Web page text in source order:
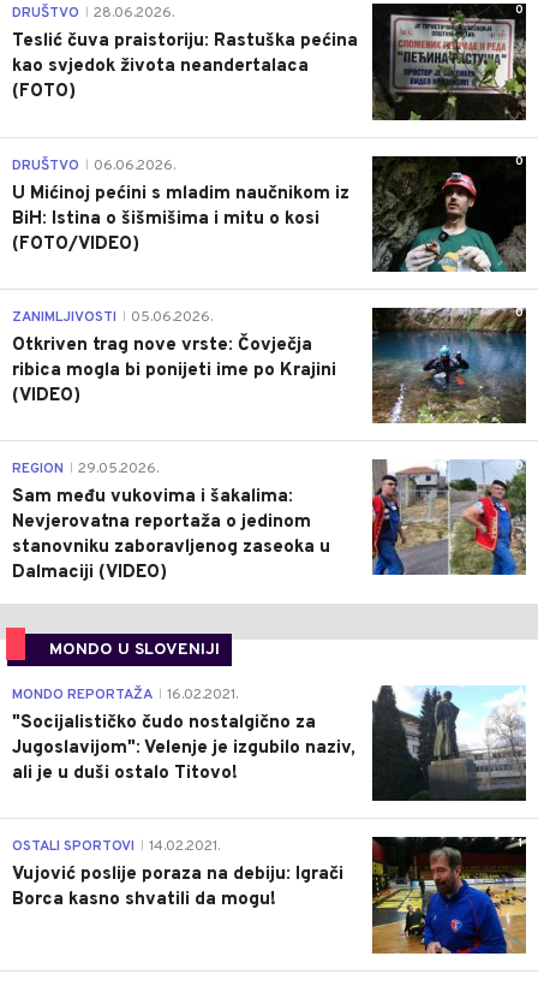
0
DRUŠTVO 28.06.2026.
Teslić čuva praistoriju: Rastuška pećina
kao svjedok života neandertalaca
(FOTO)
0
DRUŠTVO 06.06.2026.
U Mićinoj pećini s mladim naučnikom iz
BiH: Istina o šišmišima i mitu o kosi
(FOTO/VIDEO)
0
ZANIMLJIVOSTI 05.06.2026.
Otkriven trag nove vrste: Čovječja
ribica mogla bi ponijeti ime po Krajini
(VIDEO)
0
REGION 29.05.2026.
Sam među vukovima i šakalima:
Nevjerovatna reportaža o jedinom
stanovniku zaboravljenog zaseoka u
Dalmaciji (VIDEO)
MONDO U SLOVENIJI
4
MONDO REPORTAŽA 16.02.2021.
"Socijalističko čudo nostalgično za
Jugoslavijom": Velenje je izgubilo naziv,
ali je u duši ostalo Titovo!
1
OSTALI SPORTOVI 14.02.2021.
Vujović poslije poraza na debiju: Igrači
Borca kasno shvatili da mogu!